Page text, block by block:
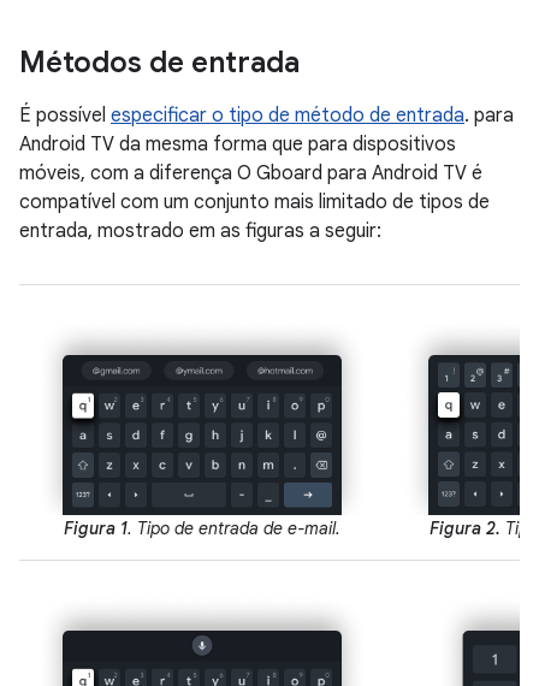
Métodos de entrada
É possível especificar o tipo de método de entrada. para
Android TV da mesma forma que para dispositivos
móveis, com a diferença O Gboard para Android TV é
compatível com um conjunto mais limitado de tipos de
entrada, mostrado em as figuras a seguir:
Figura 1. Tipo de entrada de e-mail. Figura 2.